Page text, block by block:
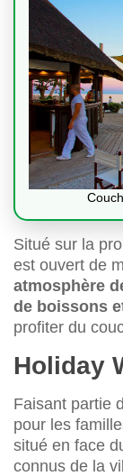
Situé sur la
est ouvert de
atmosphère
de boissons
profiter du
Holiday
Faisant partie
pour les
situé en face
connus de la